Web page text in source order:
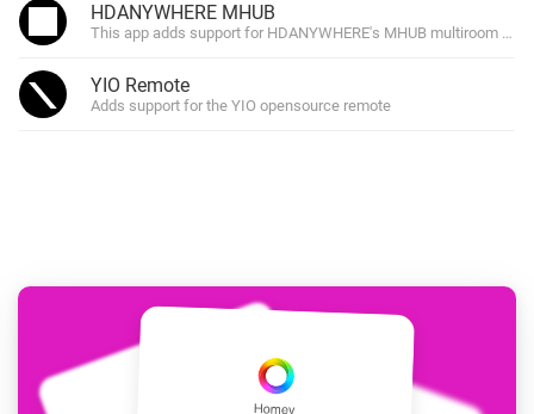
HDANYWHERE MHUB
This app adds support for HDANYWHERE's MHUB multiroom
YIO Remote
Adds support for the YIO opensource remote